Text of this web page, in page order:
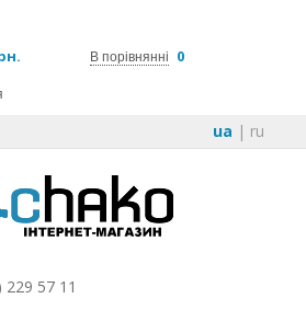
В порівнянні 0
ua | ru
229 57 11